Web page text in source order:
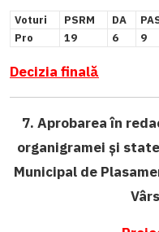
Voturi PSRM DA
Pro
19 6 9
Decizia finală
7. Aprobarea în
organigramei și
Municipal de